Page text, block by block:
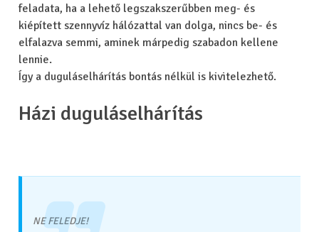
feladata, ha a lehető legszakszerűbben meg- és
kiépített szennyvíz hálózattal van dolga, nincs be- és
elfalazva semmi, aminek márpedig szabadon kellene
lennie.
Így a duguláselhárítás bontás nélkül is kivitelezhető.
Házi duguláselhárítás
NE FELEDJE!